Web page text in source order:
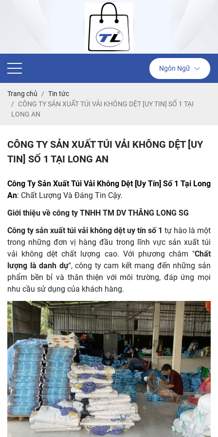
Ngôn Ngữ
Trang chủ
Tin tức
CÔNG TY SẢN XUẤT TÚI VẢI KHÔNG DỆT [UY TIN] SỐ 1 TẠI
LONG AN
CÔNG TY SẢN XUẤT TÚI VẢI KHÔNG DỆT [UY
TIN] SỐ 1 TẠI LONG AN
Công Ty Sản Xuất Túi Vải Không Dệt [Uy Tín] Số 1 Tại Long
An: Chất Lượng Và Đáng Tin Cậy.
Giới thiệu về công ty TNHH TM DV THĂNG LONG SG
Công ty sản xuất túi vải không dệt uy tín số 1 tự hào là một
trong những đơn vị hàng đầu trong lĩnh vực sản xuất túi
vải không dệt chất lượng cao. Với phương châm "Chất
lượng là danh dự", công ty cam kết mang đến những sản
phẩm bền bỉ và thân thiện với môi trường, đáp ứng mọi
nhu cầu sử dụng của khách hàng.